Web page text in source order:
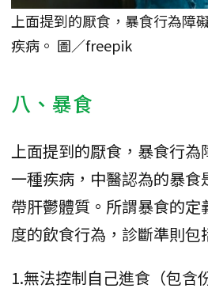
上面提到的厭食，暴食行為障
疾病。 圖／freepik
八、暴食
上面提到的厭食，暴食行為
一種疾病，中醫認為的暴食
帶肝鬱體質。所謂暴食的
度的飲食行為，診斷準則包
1.無法控制自己進食（包含